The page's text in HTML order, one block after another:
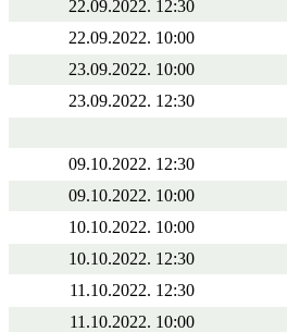
22.09.2022. 12:30
22.09.2022. 10:00
23.09.2022. 10:00
23.09.2022. 12:30
09.10.2022. 12:30
09.10.2022. 10:00
10.10.2022. 10:00
10.10.2022. 12:30
11.10.2022. 12:30
11.10.2022. 10:00